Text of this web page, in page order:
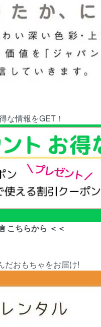
な情報をGET！
こちらから ＜＜
だおもちゃをお届け!